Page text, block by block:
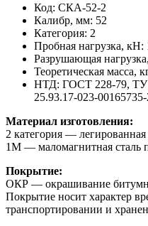
Код: СКА-52-2
Калибр, мм: 52
Категория: 2
Пробная нагрузка, кН:
Разрушающая
Теоретическая масса,
НТД: ГОСТ 228-79, ТУ
25.93.17-023-
Материал изготовления:
2 категория — легированная
1М — маломагнитная сталь
Покрытие:
ОКР — окрашивание
Покрытие носит характер
транспортировании и